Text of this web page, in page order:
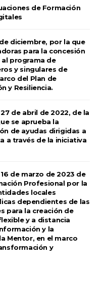
de Formación
diciembre, por la que
para la concesión
programa de
y singulares de
del Plan de
y Resiliencia.
de abril de 2022, de la
se aprueba la
de ayudas dirigidas a
a través de la iniciativa
de marzo de 2023 de
Profesional por la
locales
dependientes de las
para la creación de
y a distancia
y la
Mentor, en el marco
y